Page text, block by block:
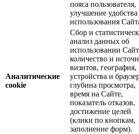
пояса пользователя,
улучшение удобства
использования
Аналитические
cookie
Сбор и
анализ данных об
использовании
количество и
визитов, география,
устройства и
глубина просмотра,
время на Сайте,
показатель отказов,
достижение целей
(клики по кнопкам,
заполнение форм).